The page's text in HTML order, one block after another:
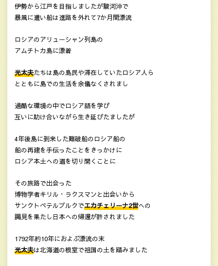
伊勢から江戸を目指しましたが駿河沖で
暴風に遭い船は進路を外れて7か月間漂流
ロシアのアリューシャン列島の
アムチトカ島に漂着
光太夫たちは島の島民や滞在していたロシア人ら
とともに島での生活を余儀なくされまし
過酷な環境の中でロシア語を学び
互いに助け合いながら生き延びたましたが
4年後島に到来した難破船のロシア船の
船の再建を手伝ったことをきっかけに
ロシア本土への道を切り開くことに
その旅路で出会った
博物学者キリル・ラクスマンと出会いから
サンクトペテルブルクでエカチェリーナ2世への
謁見を果たし日本への帰還が許されました
1792年約10年におよぶ漂流の末
光太夫は北海道の根室で祖国の土を踏みました